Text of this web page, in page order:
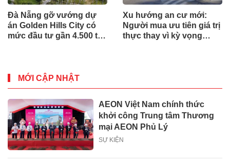
Đà Nẵng gỡ vướng dự
án Golden Hills City có
mức đầu tư gần 4.500 tỷ
Xu hướng an cư mới:
Người mua ưu tiên giá trị
thực thay vì kỳ vọng
MỚI CẬP NHẬT
AEON Việt Nam chính thức
khởi công Trung tâm Thương
mại AEON Phủ Lý
SỰ KIỆN